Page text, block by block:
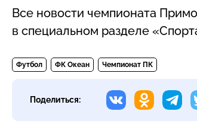
Все новости чемпионата
в специальном разделе
Футбол ФК Океан Чемпионат ПК
Поделиться: